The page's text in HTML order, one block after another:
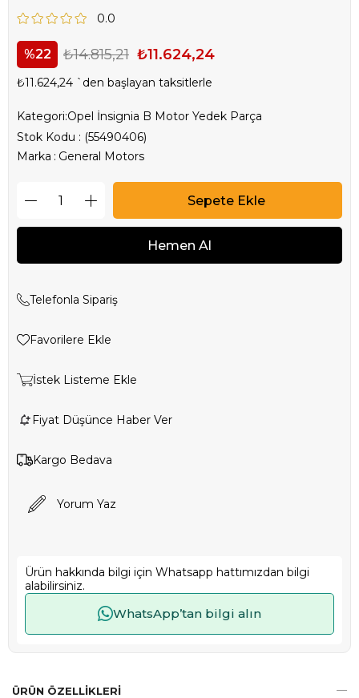
0.0
22 ₺14.815,21 ₺11.624,24
₺11.624,24 `den başlayan taksitlerle
Kategori:Opel İnsignia B Motor Yedek Parça
Stok Kodu
(55490406)
Marka : General Motors
Telefonla Sipariş
Favorilere Ekle
İstek Listeme Ekle
Fiyat Düşünce Haber Ver
Kargo Bedava
Yorum Yaz
Ürün hakkında bilgi için Whatsapp hattımızdan bilgi
alabilirsiniz.
WhatsApp’tan bilgi alın
ÜRÜN ÖZELLIKLERI